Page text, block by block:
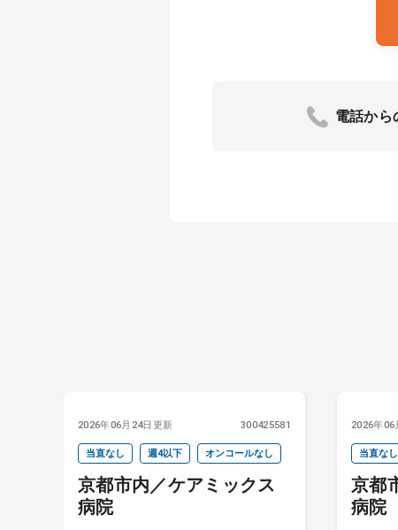
電話から
2026年06月24日更新 300425581
当直なし 週4以下 オンコールなし
京都市内／ケアミックス
病院
2026年06
当直なし
京都
病院